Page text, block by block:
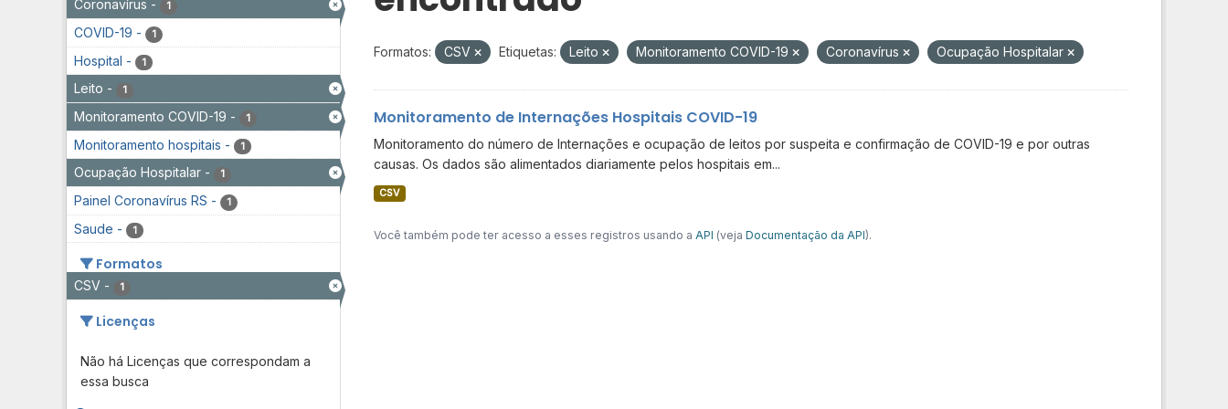
Coronavírus - 1
COVID-19 - 1
Hospital - 1
Leito - 1
Monitoramento COVID-19 - 1
Monitoramento hospitais - 1
Ocupação Hospitalar - 1
Painel Coronavírus RS - 1
Saude - 1
Formatos
CSV - 1
Licenças
Não há Licenças que correspondam a
essa busca
Formatos: CSV Etiquetas: Leito Monitoramento COVID-19 Coronavírus Ocupação Hospitalar
Monitoramento de Internações Hospitais COVID-19
Monitoramento do número de Internações e ocupação de leitos por suspeita e confirmação de COVID-19 e por outras
causas. Os dados são alimentados diariamente pelos hospitais em...
CSV
Você também pode ter acesso a esses registros usando a API (veja Documentação da API).